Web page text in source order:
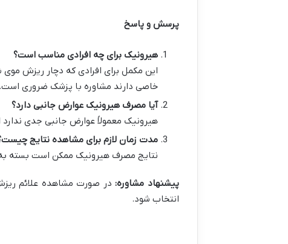
پرسش و پاسخ
هیرونیک برای چه افرادی مناسب است؟
این مکمل برای افرادی که دچار ریزش
خاصی دارند مشاوره با پزشک ضروری است.
آیا مصرف هیرونیک عوارض جانبی دارد؟
هیرونیک معمولاً عوارض جانبی جدی
مدت زمان لازم برای مشاهده نتایج
نتایج مصرف هیرونیک ممکن است بسته به
پیشنهاد مشاوره:در صورت مشاهده علائم
انتخاب شود.